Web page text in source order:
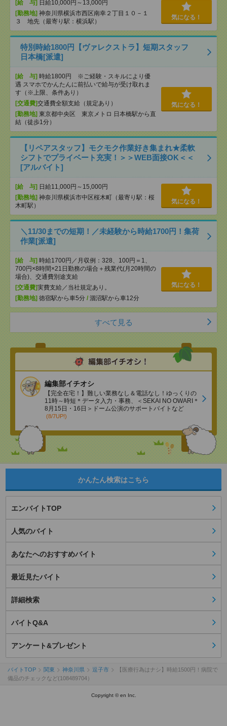
[給 与] 日給10,000円～13,000円
[勤務地] 神奈川県横浜市西区南幸２丁目１０－１
３ 地先（最寄り駅：横浜駅）
気になる！
特別時給1800円【ヴァレクストラ】短期スタッフ
日本橋[派遣]
[給 与] 時給1800円 ※ご経験・スキルにより優
遇 スマホでかんたんに前払いで給与が受け取れま
す（※上限、条件あり）
[交通費]交通費全額支給（規定あり）
[勤務地] 東京都中央区 東京メトロ 日本橋駅から直
結（徒歩1分）
気になる！
【リペアスタッフ】モクモク作業好き集まれ★柔軟
シフトでプライベート充実！＞＞WEB面接OK＜＜
[アルバイト]
[給 与] 日給11,000円～15,000円
[勤務地] 神奈川県横浜市中区桜木町（最寄り駅：桜
木町駅）
気になる！
＼11/30までの短期！／未経験から時給1700円！集荷
作業[派遣]
[給 与] 時給1700円／月収例：328、100円＝1、
700円×8時間×21日勤務の場合＋残業代(月20時間の
場合)、交通費別途支給
[交通費]実費支給／当社規定あり。
[勤務地] 徳宿駅から車5分 / 涸沼駅から車12分
気になる！
すべて見る
編集部イチオシ
【完全在宅！】難しい業務なし＆電話なし！ゆっくりの
11時～時短＊データ入力・事務、＜SEKAI NO OWARI＊
8月15日・16日＞ドーム公演のサポートバイトなど
(8/7UP!)
かんたん検索はこちら
エンバイトTOP
人気のバイト
あなたへのおすすめバイト
最近見たバイト
詳細検索
バイトQ&A
アンケート&プレゼント
バイトTOP 関東 神奈川県 逗子市
【医療行為はナシ】時給1500円！病院で
備品のチェックなど(108489704）
Copyright © en Inc.